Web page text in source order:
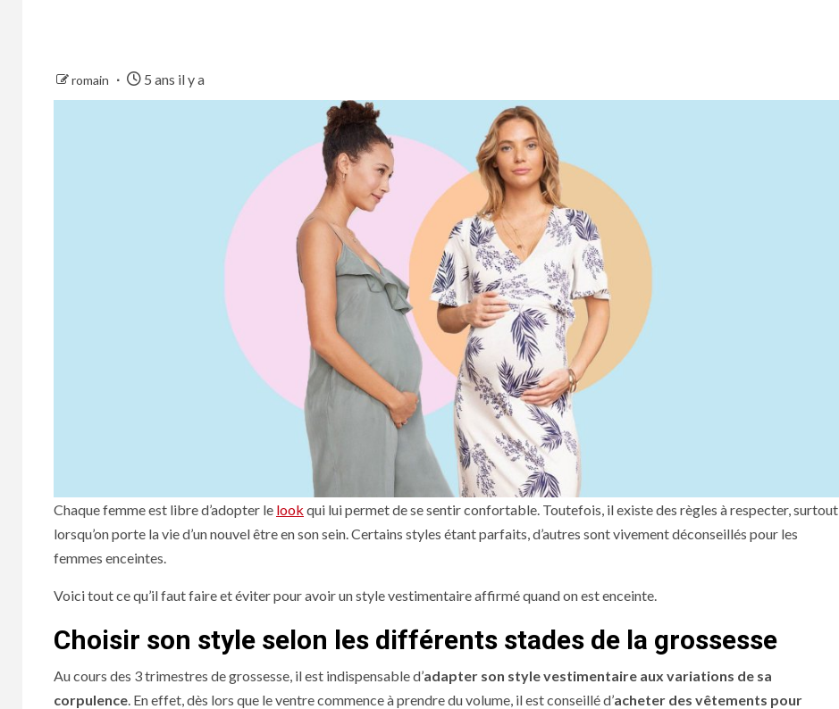
romain 5 ans il y a
Chaque femme est libre d’adopter le look qui lui permet de se sentir confortable. Toutefois, il existe des règles à respecter, surtout
lorsqu’on porte la vie d’un nouvel être en son sein. Certains styles étant parfaits, d’autres sont vivement déconseillés pour les
femmes enceintes.
Voici tout ce qu’il faut faire et éviter pour avoir un style vestimentaire affirmé quand on est enceinte.
Choisir son style selon les différents stades de la grossesse
Au cours des 3 trimestres de grossesse, il est indispensable d’adapter son style vestimentaire aux variations de sa
corpulence . En effet, dès lors que le ventre commence à prendre du volume, il est conseillé d’acheter des vêtements pour